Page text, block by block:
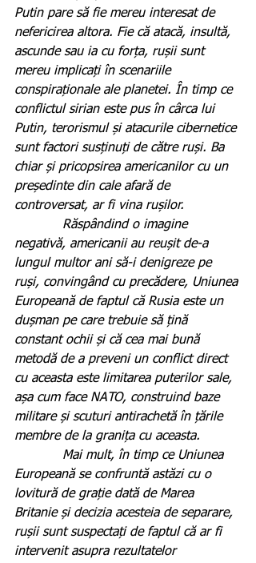
Putin pare să fie mereu interesat de
nefericirea altora. Fie că atacă, insultă,
ascunde sau ia cu forța, rușii sunt
mereu implicați în scenariile
conspiraționale ale planetei. În timp ce
conflictul sirian este pus în cârca lui
Putin, terorismul și atacurile cibernetice
sunt factori susținuți de către ruși. Ba
chiar și pricopsirea americanilor cu un
președinte din cale afară de
controversat, ar fi vina rușilor.
negativă, americanii au reușit de-a
lungul multor ani să-i denigreze pe
ruși, convingând cu precădere, Uniunea
Europeană de faptul că Rusia este un
dușman pe care trebuie să țină
constant ochii și că cea mai bună
metodă de a preveni un conflict direct
cu aceasta este limitarea puterilor sale,
așa cum face NATO, construind baze
militare și scuturi antirachetă în țările
membre de la granița cu aceasta.
Europeană se confruntă astăzi cu o
lovitură de grație dată de Marea
Britanie și decizia acesteia de separare,
rușii sunt suspectați de faptul că ar fi
intervenit asupra rezultatelor